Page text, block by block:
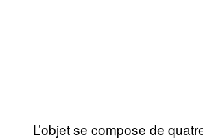
L’objet se compose de